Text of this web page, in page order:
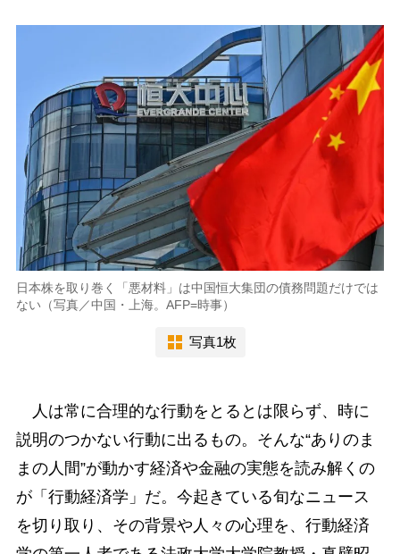
日本株を取り巻く「悪材料」は中国恒大集団の債務問題だけでは
ない（写真／中国・上海。AFP=時事）
写真1枚
人は常に合理的な行動をとるとは限らず、時に
説明のつかない行動に出るもの。そんな“ありのま
まの人間”が動かす経済や金融の実態を読み解くの
が「行動経済学」だ。今起きている旬なニュース
を切り取り、その背景や人々の心理を、行動経済